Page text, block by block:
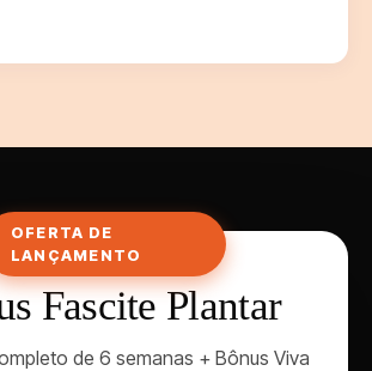
OFERTA DE
LANÇAMENTO
Fascite Plantar
de 6 semanas + Bônus Viva